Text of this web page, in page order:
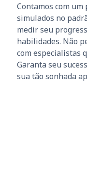
Contamos com
simulados no
medir seu
habilidades. Não
com especialistas
Garanta seu
sua tão sonhada